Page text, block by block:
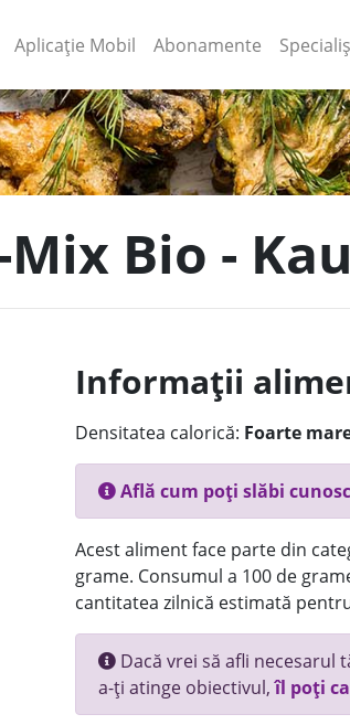
(current)
Aplicație Mobil (current)
Abonamente
Bio -
Informații
Densitatea calorică: Foarte
Află cum poți slăbi
Acest aliment face parte din
grame. Consumul a 100 de
cantitatea zilnică estimată
Dacă vrei să afli necesarul
a-ți atinge obiectivul,îl poți